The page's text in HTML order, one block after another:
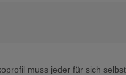
muss jeder für sich selbst